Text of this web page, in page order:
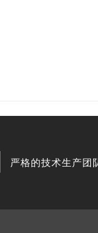
严格的技术生产团